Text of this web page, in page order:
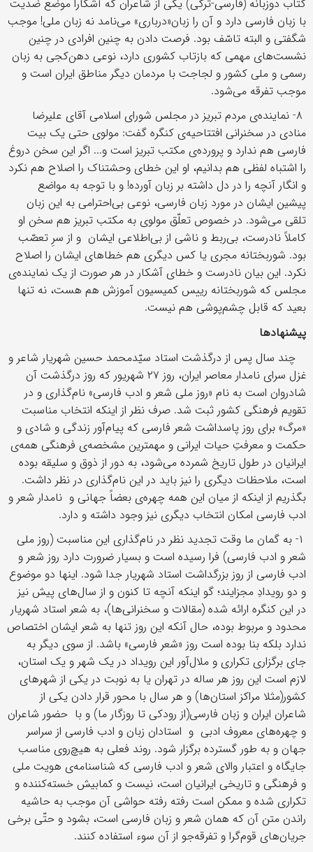
کتاب دوزبانه (فارسی-ترکی) یکی از شاعران که آشکارا موضع ضدیت
با زبان فارسی دارد و آن را زبان«درباری» می‌نامد نه زبان ملی! موجب
شگفتی و البته تاسّف بود. فرصت دادن به چنین افرادی در چنین
نشست‌های مهمی که بازتاب کشوری دارد، نوعی دهن‌کجی به زبان
رسمی و ملی کشور و لجاجت با مردمان دیگر مناطق ایران است و
موجب تفرقه می‌شود.
۸- نماینده‌ی مردم تبریز در مجلس شورای اسلامی آقای علیرضا
منادی در سخنرانی افتتاحیه‌ی کنگره گفت: مولوی حتی یک بیت
فارسی هم ندارد و پرورده‌ی مکتب تبریز است و... اگر این سخن دروغ
را اشتباه لفظی هم بدانیم، او این خطای وحشتناک را اصلاح هم نکرد
و انگار آنچه را در دل داشته بر زبان آورده! و با توجه به مواضع
پیشین ایشان در مورد زبان فارسی، نوعی بی‌احترامی به این زبان
تلقی می‌شود. در خصوص تعلّق مولوی به مکتب تبریز هم سخن او
کاملاً نادرست، بی‌ربط و ناشی از بی‌اطلاعی ایشان و از سرِ تعصّب
بود. شوربختانه مجری یا کس دیگری هم خطاهای ایشان را اصلاح
نکرد. این بیان نادرست و خطای آشکار در هر صورت از یک نماینده‌ی
مجلس که شوربختانه رییس کمیسیون آموزش هم هست، نه تنها
بعید که قابل چشم‌پوشی هم نیست.
پیشنهادها
چند سال پس از درگذشت استاد سیّدمحمد حسین شهریار شاعر و
غزل سرای نامدار معاصر ایران، روز ۲۷ شهریور که روز درگذشت آن
شادروان است به نام «روز ملی شعر و ادب فارسی» نام‌گذاری و در
تقویم فرهنگی کشور ثبت شد. صرف نظر از اینکه انتخاب مناسبت
«مرگ» برای روز پاسداشت شعر فارسی که پیام‌آور زندگی و شادی و
حکمت و معرفتِ حیات ایرانی و مهمترین مشخصه‌ی فرهنگی همه‌ی
ایرانیان در طول تاریخ شمرده می‌شود، به دور از ذوق و سلیقه بوده
است، ملاحظات دیگری را نیز باید در این نام‌گذاری در نظر داشت.
بگذریم از اینکه از میان این همه چهره‌ی بعضاً جهانی و نامدار شعر و
ادب فارسی امکان انتخاب دیگری نیز وجود داشته و دارد.
۱- به گمان ما وقت تجدید نظر در نام‌گذاری این مناسبت (روز ملی
شعر و ادب فارسی) فرا رسیده است و بسیار ضرورت دارد روز شعر و
ادب فارسی از روز بزرگداشت استاد شهریار جدا شود. اینها دو موضوع
و دو رویدادِ مجزایند؛ گو اینکه آنچه تا کنون و از سال‌های پیش نیز
در این کنگره ارائه شده (مقالات و سخنرانی‌ها)، به شعر استاد شهریار
محدود و مربوط بوده، حال آنکه این روز تنها به شعر ایشان اختصاص
ندارد بلکه بنا بوده است روز «شعر فارسی» باشد. از سوی دیگر به
جای برگزاری تکراری و ملال‌آور این رویداد در یک شهر و یک استان،
لازم است این روز هر ساله در تهران یا به نوبت در یکی از شهرهای
کشور(مثلا مراکز استان‌ها) و هر سال با محور قرار دادن یکی از
شاعران ایران و زبان فارسی(از رودکی تا روزگار ما) و با حضور شاعران
و چهره‌های معروف ادبی و استادان زبان و ادب فارسی از سراسر
جهان و به طور گسترده برگزار شود. روند فعلی به هیچ‌روی مناسب
جایگاه و اعتبار والای شعر و ادب فارسی که شناسنامه‌ی هویت ملی
و فرهنگی و تاریخی ایرانیان است، نیست و کمابیش خسته‌کننده و
تکراری شده و ممکن است رفته رفته حواشی آن موجب به حاشیه
راندن متن آن که همان شعر و زبان فارسی است، بشود و حتّی برخی
جریان‌های قوم‌گرا و تفرقه‌جو از آن سوء استفاده کنند.